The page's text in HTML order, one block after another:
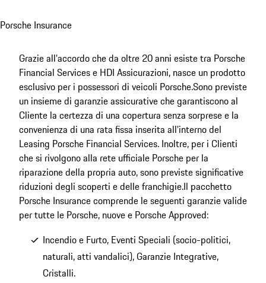
Porsche Insurance
Grazie all'accordo che da oltre 20 anni esiste tra Porsche
Financial Services e HDI Assicurazioni, nasce un prodotto
esclusivo per i possessori di veicoli Porsche.Sono previste
un insieme di garanzie assicurative che garantiscono al
Cliente la certezza di una copertura senza sorprese e la
convenienza di una rata fissa inserita all’interno del
Leasing Porsche Financial Services. Inoltre, per i Clienti
che si rivolgono alla rete ufficiale Porsche per la
riparazione della propria auto, sono previste significative
riduzioni degli scoperti e delle franchigie.Il pacchetto
Porsche Insurance comprende le seguenti garanzie valide
per tutte le Porsche, nuove e Porsche Approved:
Incendio e Furto, Eventi Speciali (socio-politici,
naturali, atti vandalici), Garanzie Integrative,
Cristalli.